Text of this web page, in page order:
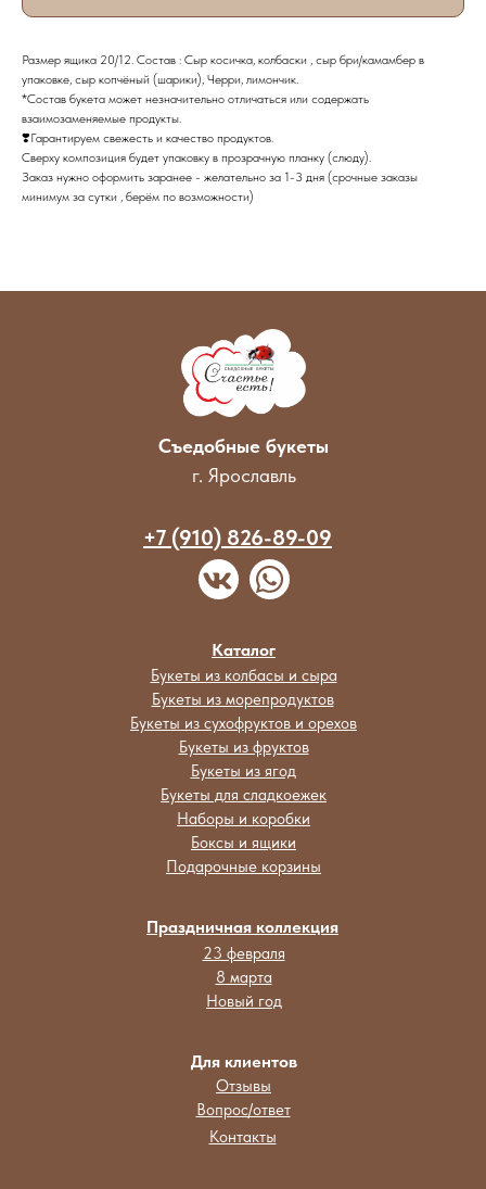
Размер ящика 20/12. Состав : Сыр косичка, колбаски , сыр бри/камамбер в
упаковке, сыр копчёный (шарики), Черри, лимончик.
*Состав букета может незначительно отличаться или содержать
взаимозаменяемые продукты.
❣️Гарантируем свежесть и качество продуктов.
Сверху композиция будет упаковку в прозрачную планку (слюду).
Заказ нужно оформить заранее - желательно за 1-3 дня (срочные заказы
минимум за сутки , берём по возможности)
Съедобные букеты
г. Ярославль
Для клиентов
Отзывы
Вопрос/ответ
Контакты
23 февраля
8 марта
Новый год
Праздничная коллекция
Букеты из колбасы и сыра
Букеты из морепродуктов
Букеты из сухофруктов и орехов
Букеты из фруктов
Каталог
Букеты из ягод
Букеты для сладкоежек
Наборы и коробки
Подарочные корзины
Боксы и ящики
+7 (910) 826-89-09